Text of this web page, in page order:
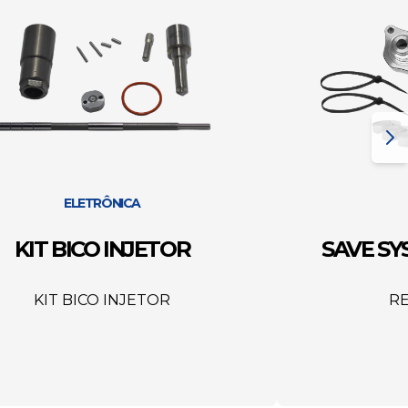
ELETRÔNICA
KIT BICO INJETOR
KIT BICO INJETOR
SAVE